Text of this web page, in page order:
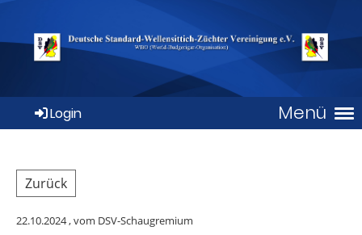
Menü
Login
Zurück
22.10.2024, vom DSV-Schaugremium